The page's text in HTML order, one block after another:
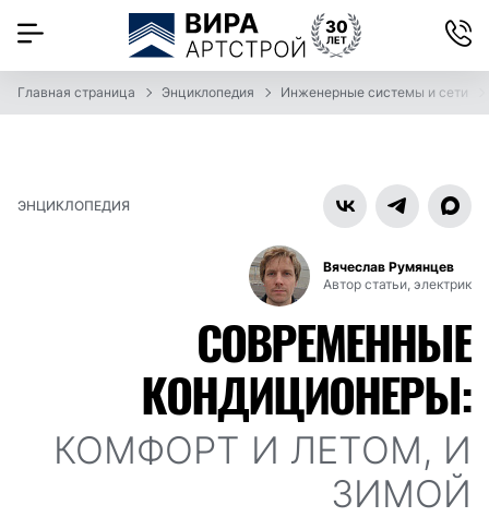
Главная страница Энциклопедия Инженерные системы и сети
ЭНЦИКЛОПЕДИЯ
Вячеслав Румянцев
Автор статьи, электрик
СОВРЕМЕННЫЕ
КОНДИЦИОНЕРЫ:
КОМФОРТ И ЛЕТОМ, И
ЗИМОЙ